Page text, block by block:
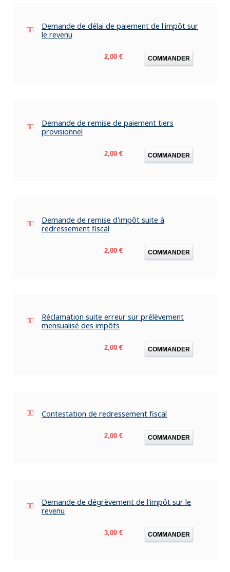
Demande de délai de paiement de l'impôt sur
le revenu
Prix
2,00 € COMMANDER
Demande de remise de paiement tiers
provisionnel
Prix
2,00 € COMMANDER
Demande de remise d'impôt suite à
redressement fiscal
Prix
2,00 € COMMANDER
Réclamation suite erreur sur prélèvement
mensualisé des impôts
Prix
2,00 € COMMANDER
Contestation de redressement fiscal
Prix
2,00 € COMMANDER
Demande de dégrèvement de l'impôt sur le
revenu
Prix
3,00 € COMMANDER